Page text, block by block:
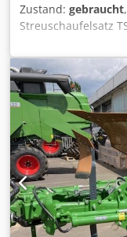
Zustand: gebraucht
Streuschaufelsatz
rechts Antrieb
ProfiSPro Antrieb
ProfiSPro
rec Crsdpfx